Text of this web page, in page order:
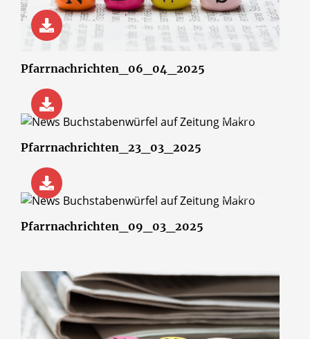
© wsf-sh/Shotshop.com
Pfarrnachrichten_06_04_2025
© wsf-sh/Shotshop.com
Pfarrnachrichten_23_03_2025
© wsf-sh/Shotshop.com
Pfarrnachrichten_09_03_2025